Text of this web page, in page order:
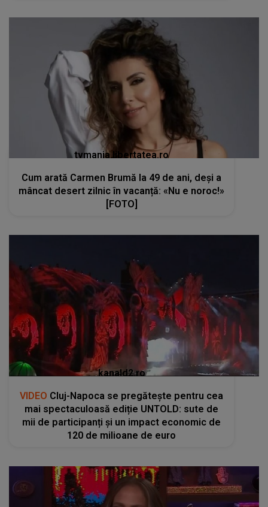
tvmania.libertatea.ro
Cum arată Carmen Brumă la 49 de ani, deși a
mâncat desert zilnic în vacanță: «Nu e noroc!»
[FOTO]
kanald2.ro
VIDEO Cluj-Napoca se pregătește pentru cea
mai spectaculoasă ediție UNTOLD: sute de
mii de participanți și un impact economic de
120 de milioane de euro